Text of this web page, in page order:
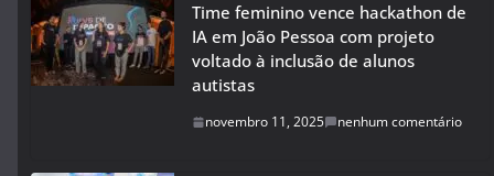
Time feminino vence hackathon de
IA em João Pessoa com projeto
voltado à inclusão de alunos
autistas
novembro 11, 2025 nenhum comentário